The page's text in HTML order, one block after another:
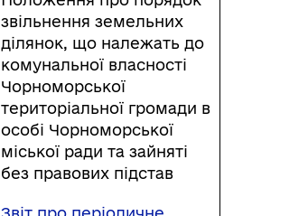
звільнення земельних
ділянок, що належать до
комунальної власності
Чорноморської
територіальної громади в
особі Чорноморської
міської ради та зайняті
без правових підстав